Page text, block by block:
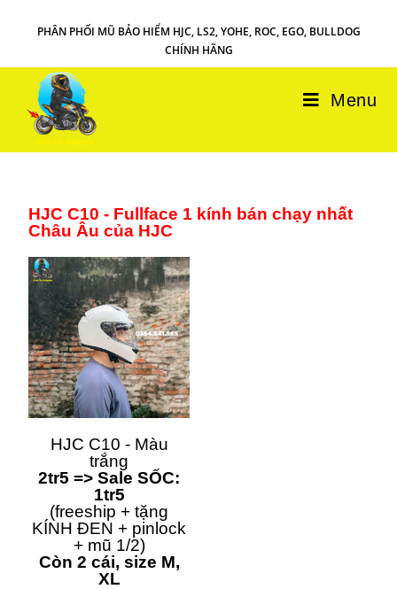
PHÂN PHỐI MŨ BẢO HIỂM HJC, LS2, YOHE, ROC, EGO, BULLDOG
CHÍNH HÃNG
Menu
HJC C10 - Fullface 1 kính bán chạy nhất
Châu Âu của HJC
HJC C10 - Màu
trắng
2tr5 => Sale SỐC:
1tr5
(freeship + tặng
KÍNH ĐEN + pinlock
+ mũ 1/2)
Còn 2 cái, size M,
XL